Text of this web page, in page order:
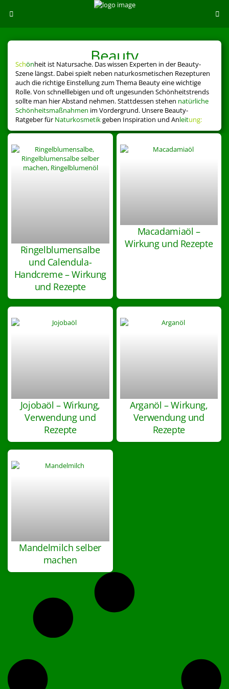
Beauty
Schönheit ist Natursache. Das wissen Experten in der Beauty-
Szene längst. Dabei spielt neben naturkosmetischen Rezepturen
auch die richtige Einstellung zum Thema Beauty eine wichtige
Rolle. Von schnelllebigen und oft ungesunden Schönheitstrends
sollte man hier Abstand nehmen. Stattdessen stehen natürliche
Schönheitsmaßnahmen im Vordergrund. Unsere Beauty-
Ratgeber für Naturkosmetikgeben Inspiration und Anleitung:
Ringelblumensalbe
und Calendula-
Handcreme – Wirkung
und Rezepte
Macadamiaöl –
Wirkung und Rezepte
Jojobaöl – Wirkung,
Verwendung und
Rezepte
Arganöl – Wirkung,
Verwendung und
Rezepte
Mandelmilch selber
machen